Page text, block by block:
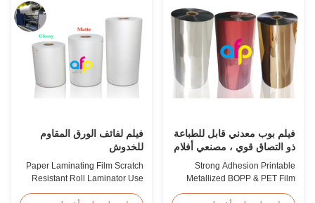
broad selection of designs
specifically for gift wrapping
applications. Laser ...
rolls, we have been producing
high-quality products since
2008. We utilize 8 ...
فيلم بوب معدني قابل للطباعة
ذو التصاق قوي ، مصنعي أفلام
PET المعدنية
Strong Adhesion Printable
Metallized BOPP & PET Film
فيلم لفائف الورق المقاوم
للخدوش
Paper Laminating Film Scratch
Resistant Roll Laminator Use